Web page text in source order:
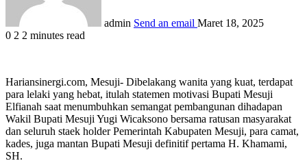
admin Send an email Maret 18, 2025
0 2 2 minutes read
Hariansinergi.com, Mesuji- Dibelakang wanita yang kuat, terdapat
para lelaki yang hebat, itulah statemen motivasi Bupati Mesuji
Elfianah saat menumbuhkan semangat pembangunan dihadapan
Wakil Bupati Mesuji Yugi Wicaksono bersama ratusan masyarakat
dan seluruh staek holder Pemerintah Kabupaten Mesuji, para camat,
kades, juga mantan Bupati Mesuji definitif pertama H. Khamami,
SH.